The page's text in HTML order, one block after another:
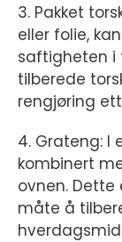
3. Pakket
eller folie,
saftigheten i
tilberede
rengjøring
4. Grateng: I
kombinert
ovnen. Dette
måte å